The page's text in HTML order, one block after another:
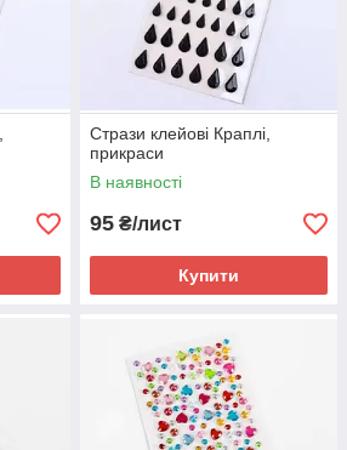
Стрази клейові Краплі,
прикраси
В наявності
95 ₴/лист
Купити